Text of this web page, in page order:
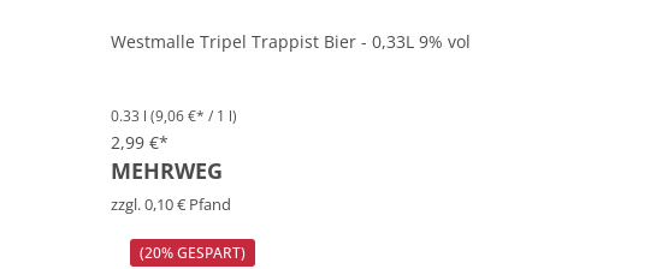
Westmalle Tripel Trappist Bier - 0,33L 9% vol
0.33 l (9,06 €* / 1 l)
2,99 €*
MEHRWEG
zzgl. 0,10 € Pfand
(20% GESPART)